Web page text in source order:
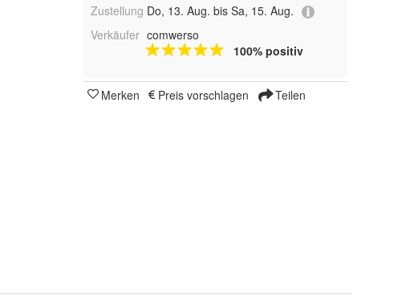
Zustellung Do, 13. Aug. bis Sa, 15. Aug.
Verkäufer comwerso
100% positiv
Merken Preis vorschlagen Teilen